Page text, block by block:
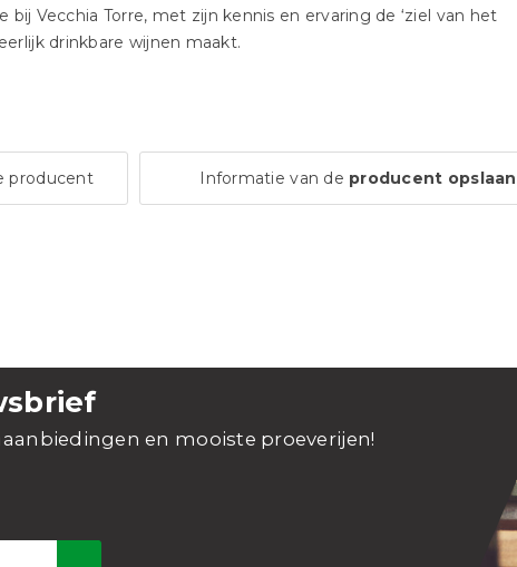
Vecchia Torre, met zijn kennis en ervaring de ‘ziel van het
drinkbare wijnen maakt.
producent Informatie van de producent opslaan
en mooiste proeverijen!